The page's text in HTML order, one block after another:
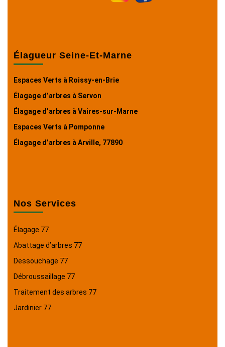
Élagueur Seine-Et-Marne
Espaces Verts à Roissy-en-Brie
Élagage d’arbres à Servon
Élagage d’arbres à Vaires-sur-Marne
Espaces Verts à Pomponne
Élagage d’arbres à Arville, 77890
Nos Services
Élagage 77
Abattage d’arbres 77
Dessouchage 77
Débroussaillage 77
Traitement des arbres 77
Jardinier 77